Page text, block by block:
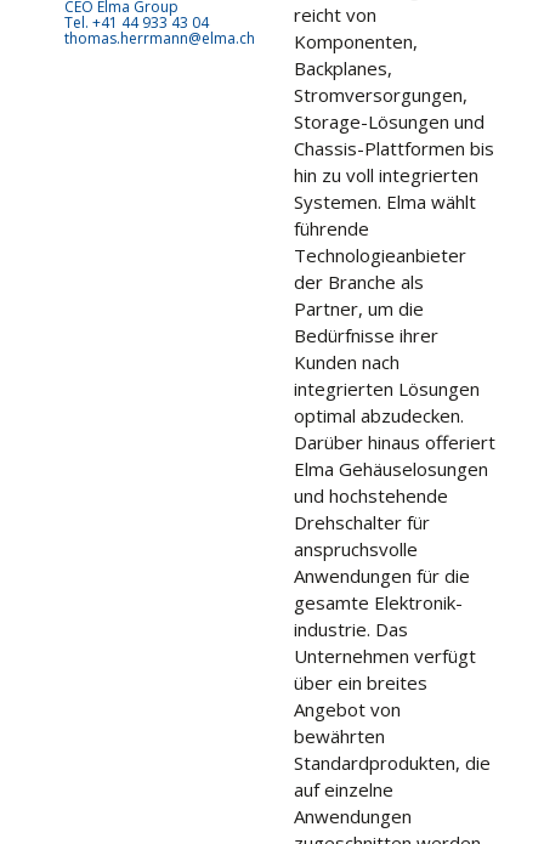
CEO Elma Group
Tel. +41 44 933 43 04
thomas.herrmann@elma.ch
reicht von
Komponenten,
Backplanes,
Stromversorgungen,
Storage-Lösungen und
Chassis-Plattformen bis
hin zu voll integrierten
Systemen. Elma wählt
führende
Technologieanbieter
der Branche als
Partner, um die
Bedürfnisse ihrer
Kunden nach
integrierten Lösungen
optimal abzudecken.
Darüber hinaus offeriert
Elma Gehäuselosungen
und hochstehende
Drehschalter für
anspruchsvolle
Anwendungen für die
gesamte Elektronik-
industrie. Das
Unternehmen verfügt
über ein breites
Angebot von
bewährten
Standardprodukten, die
auf einzelne
Anwendungen